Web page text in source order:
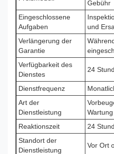
Gebühr
Eingeschlossene
Aufgaben
und
Verlängerung der
Garantie
Verfügbarkeit des
Dienstes
24
Dienstfrequenz
Art der
Dienstleistung
Wartung
Reaktionszeit
24
Standort der
Dienstleistung
Vor Ort